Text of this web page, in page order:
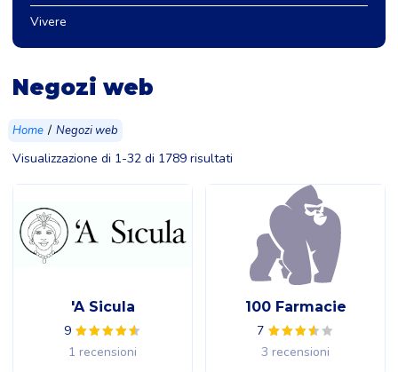
Vivere
Negozi web
Home / Negozi web
Visualizzazione di 1-32 di 1789 risultati
'A Sicula
9
1 recensioni
100 Farmacie
7
3 recensioni